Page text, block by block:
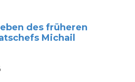
des früheren
Michail